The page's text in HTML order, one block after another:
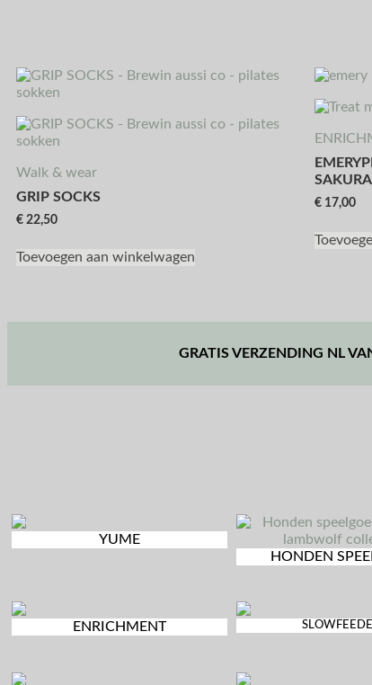
Walk & wear
GRIP SOCKS
€ 22,50
Toevoegen aan winkelwagen
SAKURA
€ 17,00
GRATIS VERZENDING NL
YUME
HONDEN
ENRICHMENT